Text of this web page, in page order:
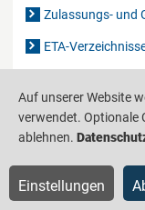
Zulassungs- und
ETA-
Auf unserer Website
verwendet. Optionale
ablehnen.
Einstellungen